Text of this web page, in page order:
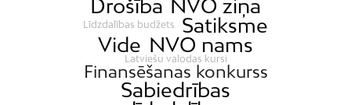
Drošība NVO ziņa
Līdzdalības budžets
Satiksme
Vide NVO nams
Latviešu valodas kursi
Finansēšanas konkurss
Sabiedrības